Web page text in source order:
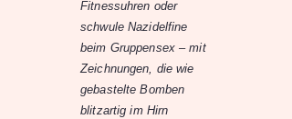
Fitnessuhren oder
schwule Nazidelfine
beim Gruppensex – mit
Zeichnungen, die wie
gebastelte Bomben
blitzartig im Hirn